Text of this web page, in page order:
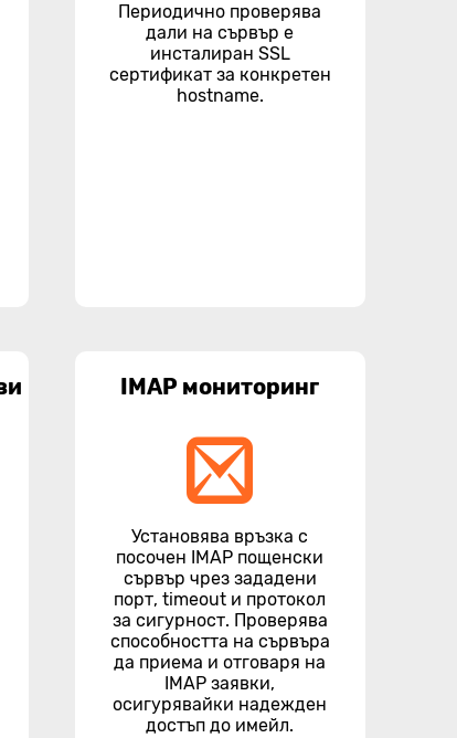
Периодично проверява
дали на сървър е
инсталиран SSL
сертификат за конкретен
hostname.
IMAP мониторинг
Установява връзка с
посочен IMAP пощенски
сървър чрез зададени
порт, timeout и протокол
за сигурност. Проверява
способността на сървъра
да приема и отговаря на
IMAP заявки,
осигурявайки надежден
достъп до имейл.